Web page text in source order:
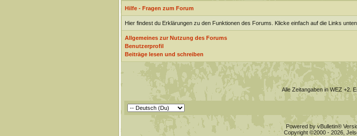
Hilfe - Fragen zum Forum
Hier findest du Erklärungen zu den Funktionen des Forums. Klicke einfach auf die Links
Allgemeines zur Nutzung des Forums
Benutzerprofil
Beiträge lesen und schreiben
Alle Zeitangaben in WEZ +2.
Powered by vBulletin®
Copyright ©2000 - 2026,